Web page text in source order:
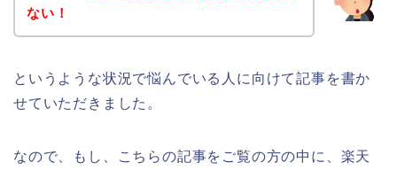
ない！
というような状況で悩んでいる人に向けて記事を書か
せていただきました。
なので、もし、こちらの記事をご覧の方の中に、楽天